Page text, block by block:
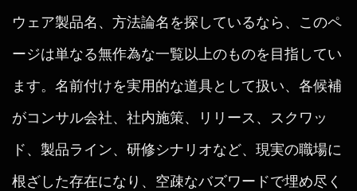
ウェア製品名、方法論名を探しているなら、このペ
ージは単なる無作為な一覧以上のものを目指してい
ます。名前付けを実用的な道具として扱い、各候補
がコンサル会社、社内施策、リリース、スクワッ
ド、製品ライン、研修シナリオなど、現実の職場に
根ざした存在になり、空疎なバズワードで埋め尽く